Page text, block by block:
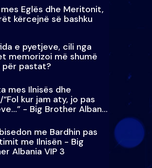
Eglës dhe Meritonit,
kërcejnë së bashku
e pyetjeve, cili nga
memorizoi më shumë
pastat?
mes Ilnisës dhe
“Fol kur jam aty, jo pas
- Big Brother Albania
me Bardhin pas
me Ilnisën - Big
Albania VIP 3